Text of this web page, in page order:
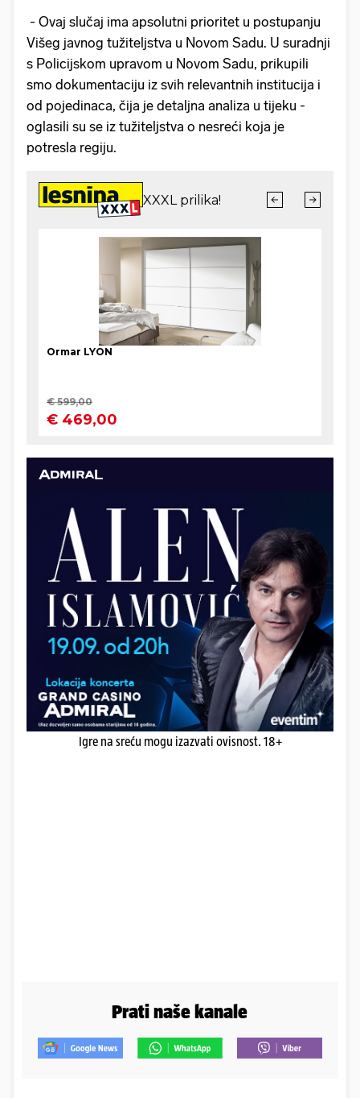
- Ovaj slučaj ima apsolutni prioritet u postupanju
Višeg javnog tužiteljstva u Novom Sadu. U suradnji
s Policijskom upravom u Novom Sadu, prikupili
smo dokumentaciju iz svih relevantnih institucija i
od pojedinaca, čija je detaljna analiza u tijeku -
oglasili su se iz tužiteljstva o nesreći koja je
potresla regiju.
Igre na sreću mogu izazvati ovisnost. 18+
Prati naše kanale